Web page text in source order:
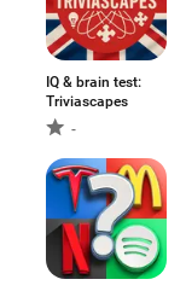
IQ & brain test:
Triviascapes
-